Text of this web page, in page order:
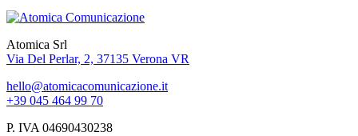
Atomica Srl
Via Del Perlar, 2, 37135 Verona VR
hello@atomicacomunicazione.it
+39 045 464 99 70
P. IVA 04690430238